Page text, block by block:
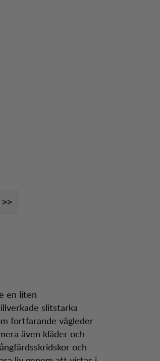
en liten
slitstarka
fortfarande vägleder
även kläder och
och